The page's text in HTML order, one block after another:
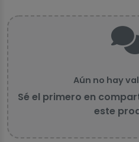
Aún no hay
Sé el primero en
este